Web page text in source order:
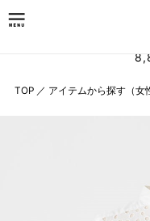
TOP ／ アイテムから探す（女